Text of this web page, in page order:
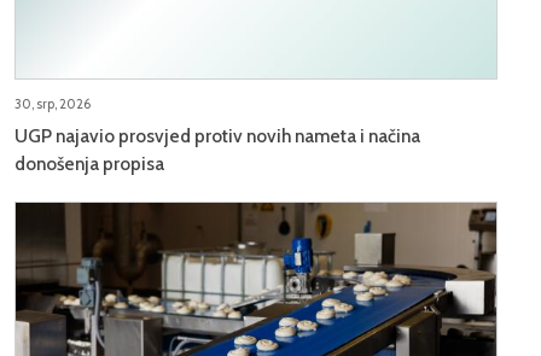
30, srp, 2026
UGP najavio prosvjed protiv novih nameta i načina
donošenja propisa